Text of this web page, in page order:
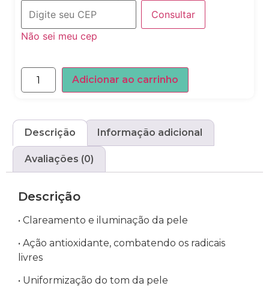
Consultar
Não sei meu cep
Adicionar ao carrinho
Descrição Informação adicional
Avaliações (0)
Descrição
• Clareamento e iluminação da pele
• Ação antioxidante, combatendo os radicais
livres
• Uniformização do tom da pele